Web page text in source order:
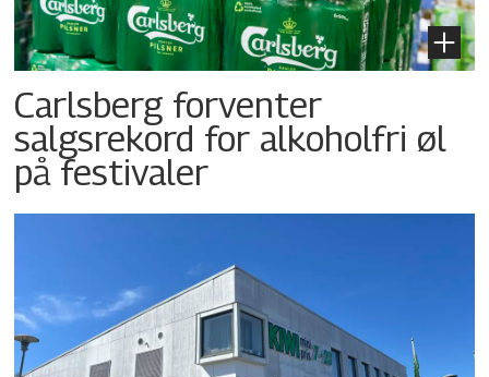
Carlsberg forventer
salgsrekord for alkoholfri øl
på festivaler